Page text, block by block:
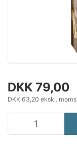
DKK 79,00
DKK 63,20 ekskl. moms